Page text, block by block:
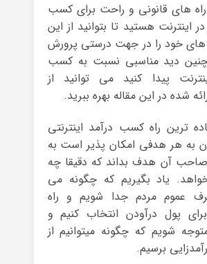
راه‌ های قانونی و راحت برای کسب
اینترنت هستید تا بتوانید از این
های خود را در جهت درستی پرورش
دید مناسبی نسبت به کسب
پیدا کنید می توانید از
شده در این مقاله بهره ببرید.
ترین راه کسب درآمد اینترنتی
به هر هدفی امکان پذیر است به
آن هدف بداند که دقیقا چه
یاد بگیریم که چگونه می
عموم مردم جدا شویم و راه
پول درآودن انتخاب کنیم و
شویم که چگونه میتوانیم از
برسیم.